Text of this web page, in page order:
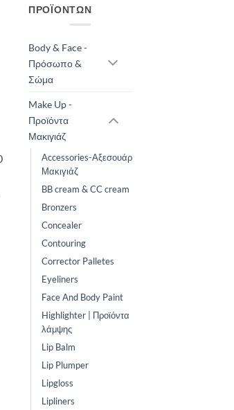
ΠΡΟΪΌΝΤΩΝ
Body & Face -
Πρόσωπο &
Σώμα
Make Up -
Προϊόντα
Μακιγιάζ
Accessories-Αξεσουάρ
Μακιγιάζ
BB cream & CC cream
Bronzers
Concealer
Contouring
Corrector Palletes
Eyeliners
Face And Body Paint
Highlighter | Προϊόντα
λάμψης
Lip Balm
Lip Plumper
Lipgloss
Lipliners